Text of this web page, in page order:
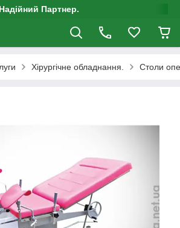
Партнер.
Хірургічне обладнання. Столи